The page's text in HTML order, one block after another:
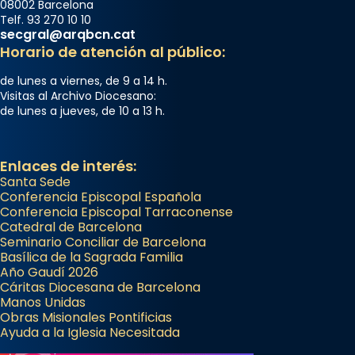
Arquebisbat de Barcelona
2 weeks ago
Memòria de les santes Juliana i
Semproniana, verges i màrtirs.
Acompanyant la història de sant Cugat, a
partir de l’Edat Mitjana sorgeix la tradició
Semproniana (“relatiu a Semprònia =
eterna”) són deixebles seves. I l’any 1667, el
frare Joan Gaspar Roig, afirma en una obra
que les santes són filles de l’antiga Iluro.
Mataró en reivindicarà les relíq
...Ver más
Foto
View on Facebook
08002 Barcelona
Telf. 93 270 10 10
secgral@arqbcn.cat
Horario de atención al público:
de lunes a viernes, de 9 a 14 h.
Visitas al Archivo Diocesano:
de lunes a jueves, de 10 a 13 h.
Enlaces de interés:
Santa Sede
Conferencia Episcopal Española
Conferencia Episcopal Tarraconense
Catedral de Barcelona
Seminario Conciliar de Barcelona
Basílica de la Sagrada Familia
Año Gaudí 2026
Cáritas Diocesana de Barcelona
Manos Unidas
Obras Misionales Pontificias
Ayuda a la Iglesia Necesitada